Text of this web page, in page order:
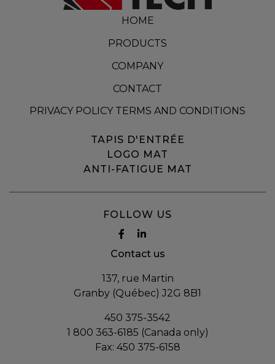
HOME
PRODUCTS
COMPANY
CONTACT
PRIVACY POLICY TERMS AND CONDITIONS
TAPIS D'ENTRÉE
LOGO MAT
ANTI-FATIGUE MAT
FOLLOW US
Contact us
137, rue Martin
Granby (Québec) J2G 8B1
450 375-3542
1 800 363-6185 (Canada only)
Fax: 450 375-6158